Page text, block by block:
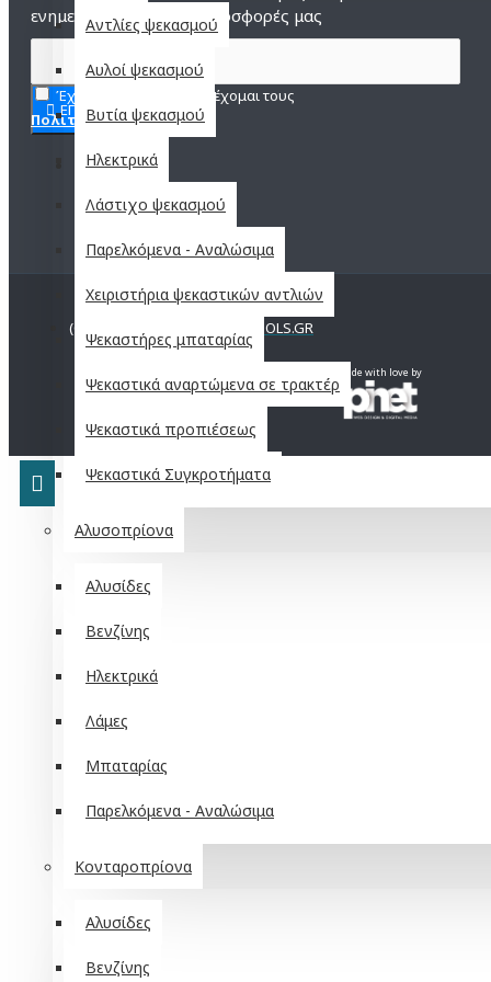
Αντλίες ψεκασμού
Αυλοί ψεκασμού
Βυτία ψεκασμού
Ηλεκτρικά
Λάστιχο ψεκασμού
Παρελκόμενα - Αναλώσιμα
Χειριστήρια ψεκαστικών αντλιών
Ψεκαστήρες μπαταρίας
Ψεκαστικά αναρτώμενα σε τρακτέρ
Ψεκαστικά προπιέσεως
Ψεκαστικά Συγκροτήματα
Αλυσοπρίονα
Αλυσίδες
Βενζίνης
Ηλεκτρικά
Λάμες
Μπαταρίας
Παρελκόμενα - Αναλώσιμα
Κονταροπρίονα
Αλυσίδες
Βενζίνης
ενημερωμένοι για τις προσφορές μας
ΕΓΓΡΑΦΗ
Έχω διαβάσει και αποδέχομαι τους
Πολιτική Απορρήτου
(C)2021 KOUTROUMANOS-TOOLS.GR
Made with love by